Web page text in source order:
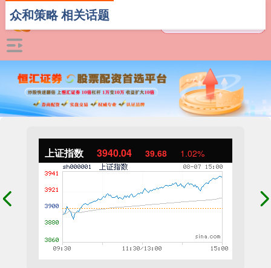
上证指数 3940.04 39.68 1.02%
众和策略 相关话题